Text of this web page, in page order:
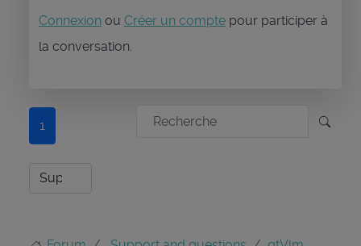
Connexion ou Créer un compte pour participer à
la conversation.
1